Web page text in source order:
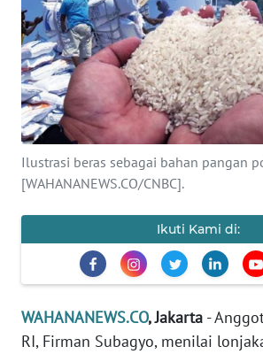
Ilustrasi beras sebagai bahan pangan
[WAHANANEWS.CO/CNBC].
Ikuti Kami di:
WAHANANEWS.CO, Jakarta -
RI, Firman Subagyo, menilai
KESEHATAN
INTERNASIONAL
SERBA-SERBI
PENDIDIKAN
OLAHRAGA
EDITORIAL